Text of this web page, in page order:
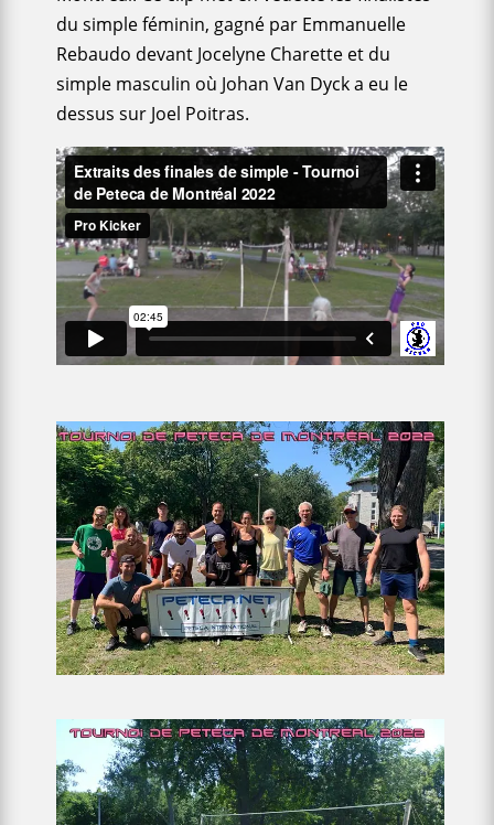
du simple féminin, gagné par Emmanuelle
Rebaudo devant Jocelyne Charette et du
simple masculin où Johan Van Dyck a eu le
dessus sur Joel Poitras.